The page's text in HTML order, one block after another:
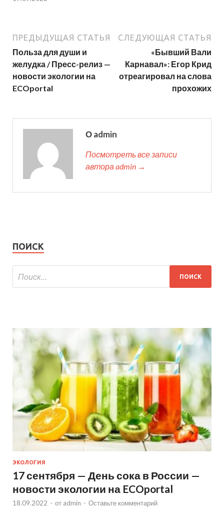
ПРЕДЫДУЩАЯ СТАТЬЯ
Польза для души и
желудка / Пресс-релиз —
новости экологии на
ECOportal
СЛЕДУЮЩАЯ СТАТЬЯ
«Бывший Вали
Карнавал»: Егор Крид
отреагировал на слова
прохожих
О admin
Посмотреть все записи
автора admin →
ПОИСК
ЭКОЛОГИЯ
17 сентября — День сока в России —
новости экологии на ECOportal
18.09.2022 - от admin - Оставьте комментарий